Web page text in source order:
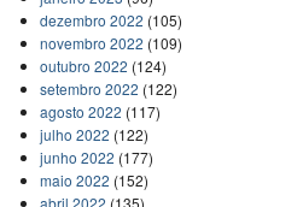
dezembro 2022 (105)
novembro 2022 (109)
outubro 2022 (124)
setembro 2022 (122)
agosto 2022 (117)
julho 2022 (122)
junho 2022 (177)
maio 2022 (152)